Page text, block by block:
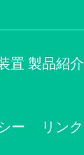
置 製品紹介
ー リンク